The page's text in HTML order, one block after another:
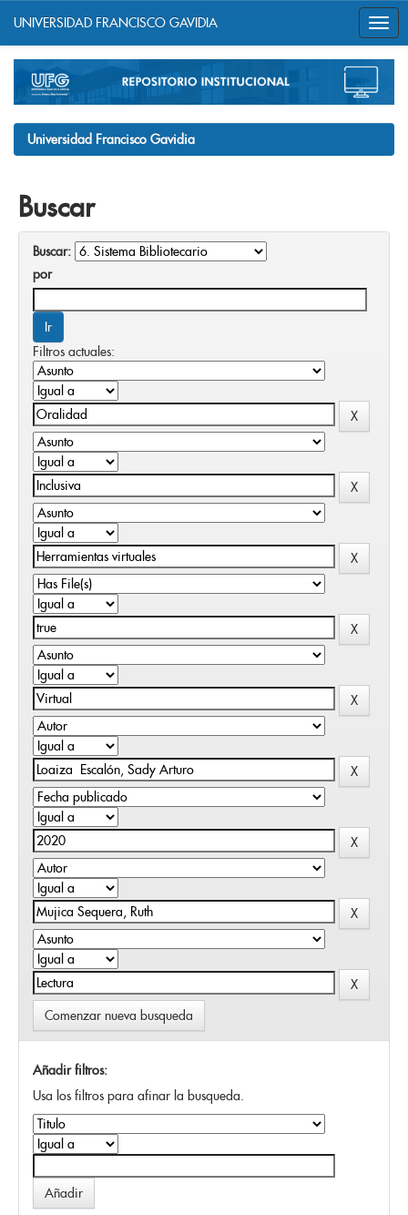
navigation
UNIVERSIDAD FRANCISCO GAVIDIA
Universidad Francisco Gavidia
Buscar
Buscar:
por
Filtros actuales:
Comenzar nueva busqueda
Añadir filtros:
Usa los filtros para afinar la busqueda.